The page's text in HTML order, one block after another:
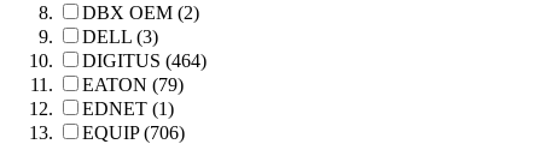
DBX OEM (2)
DELL (3)
DIGITUS (464)
EATON (79)
EDNET (1)
EQUIP (706)